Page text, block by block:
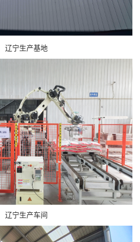
辽宁生产基地
辽宁生产车间